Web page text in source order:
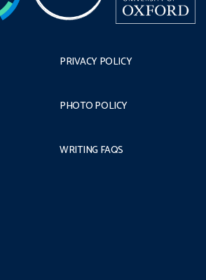
PRIVACY POLICY
PHOTO POLICY
WRITING FAQS